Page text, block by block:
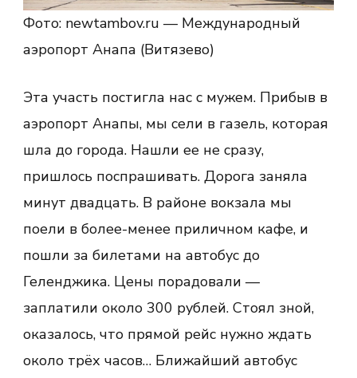
Фото: newtambov.ru — Международный
аэропорт Анапа (Витязево)
Эта участь постигла нас с мужем. Прибыв в
аэропорт Анапы, мы сели в газель, которая
шла до города. Нашли ее не сразу,
пришлось поспрашивать. Дорога заняла
минут двадцать. В районе вокзала мы
поели в более-менее приличном кафе, и
пошли за билетами на автобус до
Геленджика. Цены порадовали —
заплатили около 300 рублей. Стоял зной,
оказалось, что прямой рейс нужно ждать
около трёх часов… Ближайший автобус